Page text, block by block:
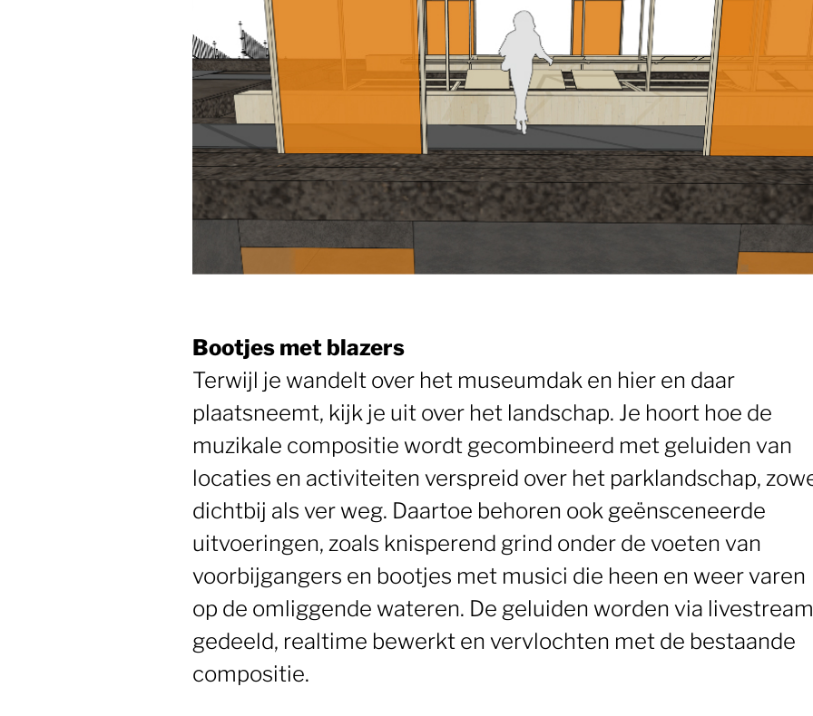
Bootjes met blazers
Terwijl je wandelt over het museumdak en hier en daar
plaatsneemt, kijk je uit over het landschap. Je hoort hoe de
muzikale compositie wordt gecombineerd met geluiden van
locaties en activiteiten verspreid over het parklandschap,
dichtbij als ver weg. Daartoe behoren ook geënsceneerde
uitvoeringen, zoals knisperend grind onder de voeten van
voorbijgangers en bootjes met musici die heen en weer varen
op de omliggende wateren. De geluiden worden via
gedeeld, realtime bewerkt en vervlochten met de bestaande
compositie.